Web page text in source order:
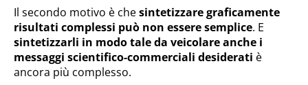
Il secondo motivo è chesintetizzare graficamente
risultati complessi può non essere semplice. E
sintetizzarli in modo tale da veicolare anche i
messaggi scientifico-commerciali desiderati è
ancora più complesso.